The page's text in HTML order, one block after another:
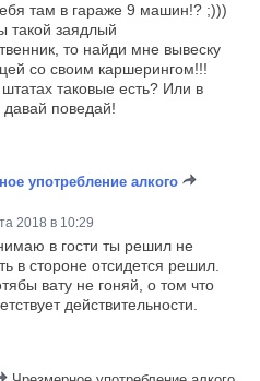
там в гараже 9 машин!? ;)))
такой заядлый
то найди мне вывеску
со своим каршерингом!!!
таковые есть? Или в
поведай!
употребление алкого
2018 в 10:29
в гости ты решил не
в стороне отсидется решил.
вату не гоняй, о том что
действительности.